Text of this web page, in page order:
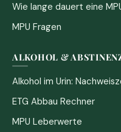
Wie lange dauert eine
MPU Fragen
ALKOHOL &
Alkohol im Urin:
ETG Abbau Rechner
MPU Leberwerte